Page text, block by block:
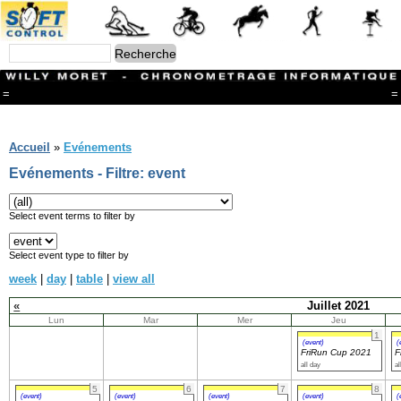
= =
Branches
CONTACT
Ski ALPIN
Triathlon
Ski Nordique
Courses à pieds
Athlétisme
Slalom In-Line
Caisse à savon
Coupe "Journal La Gruyère"
Accueil » Evénements
Evénements - Filtre: event
Select event terms to filter by
Select event type to filter by
week | day | table | view all
«
Juillet 2021
Lun Mar Mer
Jeu
1
(event)
FriRun Cup 2021
all day
5
(event)
6
(event)
7
(event)
8
(event)